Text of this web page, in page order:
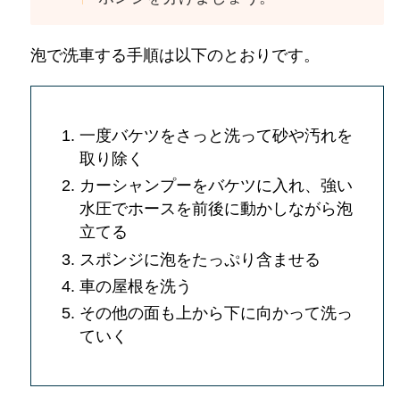
泡で洗車する手順は以下のとおりです。
一度バケツをさっと洗って砂や汚れを
取り除く
カーシャンプーをバケツに入れ、強い
水圧でホースを前後に動かしながら泡
立てる
スポンジに泡をたっぷり含ませる
車の屋根を洗う
その他の面も上から下に向かって洗っ
ていく